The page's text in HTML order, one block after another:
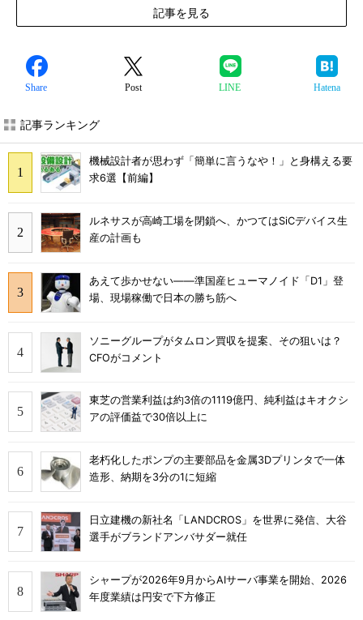
記事を見る
Share Post LINE Hatena
記事ランキング
機械設計者が思わず「簡単に言うなや！」と身構える要
求6選【前編】
ルネサスが高崎工場を閉鎖へ、かつてはSiCデバイス生
産の計画も
あえて歩かせない――準国産ヒューマノイド「D1」登
場、現場稼働で日本の勝ち筋へ
ソニーグループがタムロン買収を提案、その狙いは？
CFOがコメント
東芝の営業利益は約3倍の1119億円、純利益はキオクシ
アの評価益で30倍以上に
老朽化したポンプの主要部品を金属3Dプリンタで一体
造形、納期を3分の1に短縮
日立建機の新社名「LANDCROS」を世界に発信、大谷
選手がブランドアンバサダー就任
シャープが2026年9月からAIサーバ事業を開始、2026
年度業績は円安で下方修正